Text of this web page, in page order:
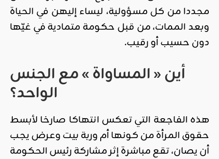
مجددا من كل مسؤولية، ليساء إليهن في الحياة
وبعد الممات، من قبل حكومة متمادية في غيّها
دون حسيب أو رقيب.
أين « المساواة » مع الجنس
الواحد؟
هذه الفاجعة التي تعكس انتهاكا صارخا لأبسط
حقوق المرأة من كونها أم وربة بيت وعرض يجب
أن يصان، تقع مباشرة إثر مشاركة رئيس الحكومة